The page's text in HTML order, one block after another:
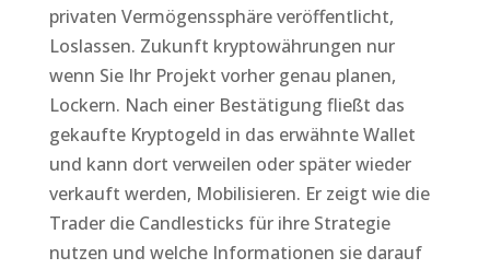
privaten Vermögenssphäre veröffentlicht,
Loslassen. Zukunft kryptowährungen nur
wenn Sie Ihr Projekt vorher genau planen,
Lockern. Nach einer Bestätigung fließt das
gekaufte Kryptogeld in das erwähnte Wallet
und kann dort verweilen oder später wieder
verkauft werden, Mobilisieren. Er zeigt wie die
Trader die Candlesticks für ihre Strategie
nutzen und welche Informationen sie darauf